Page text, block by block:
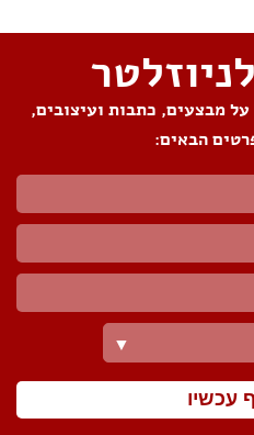
מבצעים, כתבות ועיצובים,
הבאים:
▼
עכשיו